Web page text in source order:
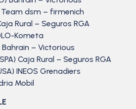
Team dsm – firmenich
Rural – Seguros RGA
Kometa
Bahrain – Victorious
Caja Rural – Seguros RGA
INEOS Grenadiers
Mobil